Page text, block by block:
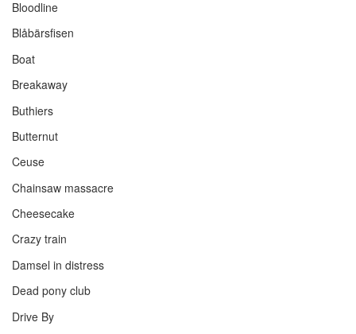
Bloodline
Blåbärsfisen
Boat
Breakaway
Buthiers
Butternut
Ceuse
Chainsaw massacre
Cheesecake
Crazy train
Damsel in distress
Dead pony club
Drive By